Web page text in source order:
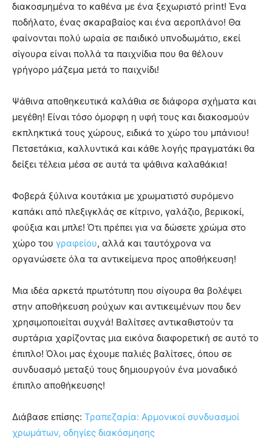
διακοσμημένα το καθένα με ένα ξεχωριστό print! Ένα
ποδήλατο, ένας σκαραβαίος και ένα αεροπλάνο! Θα
φαίνονται πολύ ωραία σε παιδικό υπνοδωμάτιο, εκεί
σίγουρα είναι πολλά τα παιχνίδια που θα θέλουν
γρήγορο μάζεμα μετά το παιχνίδι!
Ψάθινα αποθηκευτικά καλάθια σε διάφορα σχήματα και
μεγέθη! Είναι τόσο όμορφη η υφή τους και διακοσμούν
εκπληκτικά τους χώρους, ειδικά το χώρο του μπάνιου!
Πετσετάκια, καλλυντικά και κάθε λογής πραγματάκι θα
δείξει τέλεια μέσα σε αυτά τα ψάθινα καλαθάκια!
Φοβερά ξύλινα κουτάκια με χρωματιστό συρόμενο
καπάκι από πλεξιγκλάς σε κίτρινο, γαλάζιο, βερικοκί,
φούξια και μπλε! Ότι πρέπει για να δώσετε χρώμα στο
χώρο του γραφείου, αλλά και ταυτόχρονα να
οργανώσετε όλα τα αντικείμενα προς αποθήκευση!
Μια ιδέα αρκετά πρωτότυπη που σίγουρα θα βολέψει
στην αποθήκευση ρούχων και αντικειμένων που δεν
χρησιμοποιείται συχνά! Βαλίτσες αντικαθιστούν τα
συρτάρια χαρίζοντας μια εικόνα διαφορετική σε αυτό το
έπιπλο! Όλοι μας έχουμε παλιές βαλίτσες, όπου σε
συνδυασμό μεταξύ τους δημιουργούν ένα μοναδικό
έπιπλο αποθήκευσης!
Διάβασε επίσης: Τραπεζαρία: Αρμονικοί συνδυασμοί
χρωμάτων, οδηγίες διακόσμησης